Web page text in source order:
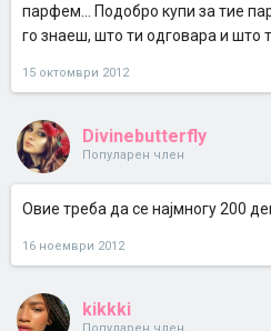
парфем... Подобро купи за тие
го знаеш, што ти одговара и што
15 октомври 2012
Divinebutterfly
Популарен член
Овие треба да се најмногу 200
16 ноември 2012
kikkki